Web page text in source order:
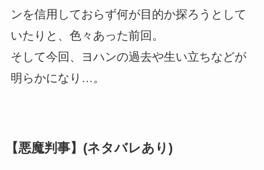
ンを信用しておらず何が目的か探ろうとして
いたりと、色々あった前回。
そして今回、ヨハンの過去や生い立ちなどが
明らかになり…。
【悪魔判事】(ネタバレあり)